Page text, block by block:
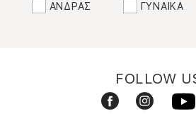
ΑΝΔΡΑΣ ΓΥΝΑΙΚΑ
FOLLOW